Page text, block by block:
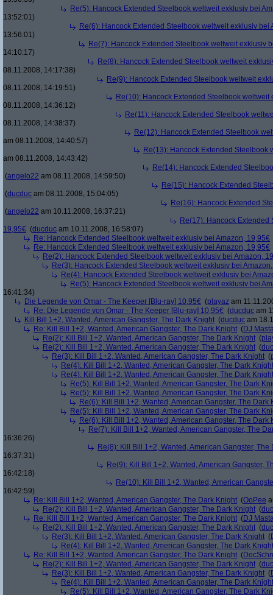
Re(5): Hancock Extended Steelbook weltweit exklusiv bei
13:52:01)
Re(6): Hancock Extended Steelbook weltweit exklusiv bei
13:56:01)
Re(7): Hancock Extended Steelbook weltweit exklusiv
14:10:17)
Re(8): Hancock Extended Steelbook weltweit
08.11.2008, 14:17:38)
Re(9): Hancock Extended Steelbook weltweit
08.11.2008, 14:19:51)
Re(10): Hancock Extended Steelbook weltweit
08.11.2008, 14:36:12)
Re(11): Hancock Extended Steelbook
08.11.2008, 14:38:37)
Re(12): Hancock Extended Steelbook
am 08.11.2008, 14:40:57)
Re(13): Hancock Extended Steelbook
am 08.11.2008, 14:43:42)
Re(14): Hancock Extended
(angelo22 am 08.11.2008, 14:59:50)
Re(15): Hancock Extended
(ducduc am 08.11.2008, 15:04:05)
Re(16): Hancock Extended
(angelo22 am 10.11.2008, 16:37:21)
Re(17): Hancock
19,95€ (ducduc am 10.11.2008, 16:58:07)
Re: Hancock Extended Steelbook weltweit exklusiv bei Amazon, 19,95€
Re: Hancock Extended Steelbook weltweit exklusiv bei Amazon, 19,95€
Re(2): Hancock Extended Steelbook weltweit exklusiv bei Amazon,
Re(3): Hancock Extended Steelbook weltweit exklusiv bei
Re(4): Hancock Extended Steelbook weltweit exklusiv bei
Re(5): Hancock Extended Steelbook weltweit exklusiv bei
16:41:34)
Die Legende von Omar - The Keeper [Blu-ray] 10,95€ (playaz am
Re: Die Legende von Omar - The Keeper [Blu-ray] 10,95€ (ducduc am
Kill Bill 1+2, Wanted, American Gangster, The Dark Knight (ducduc am
Re: Kill Bill 1+2, Wanted, American Gangster, The Dark Knight (DJ
Re(2): Kill Bill 1+2, Wanted, American Gangster, The Dark Knight (
Re(2): Kill Bill 1+2, Wanted, American Gangster, The Dark Knight (
Re(3): Kill Bill 1+2, Wanted, American Gangster, The Dark Knight (
Re(4): Kill Bill 1+2, Wanted, American Gangster, The Dark Knight
Re(4): Kill Bill 1+2, Wanted, American Gangster, The Dark Knight
Re(5): Kill Bill 1+2, Wanted, American Gangster, The Dark
Re(5): Kill Bill 1+2, Wanted, American Gangster, The Dark
Re(6): Kill Bill 1+2, Wanted, American Gangster, The Dark
Re(5): Kill Bill 1+2, Wanted, American Gangster, The Dark
Re(6): Kill Bill 1+2, Wanted, American Gangster, The Dark
Re(7): Kill Bill 1+2, Wanted, American Gangster, The
16:36:26)
Re(8): Kill Bill 1+2, Wanted, American Gangster, The
16:37:31)
Re(9): Kill Bill 1+2, Wanted, American Gangster,
16:42:18)
Re(10): Kill Bill 1+2, Wanted, American
16:42:59)
Re: Kill Bill 1+2, Wanted, American Gangster, The Dark Knight (OoPee
Re(2): Kill Bill 1+2, Wanted, American Gangster, The Dark Knight (
Re: Kill Bill 1+2, Wanted, American Gangster, The Dark Knight (DJ
Re(2): Kill Bill 1+2, Wanted, American Gangster, The Dark Knight (
Re(3): Kill Bill 1+2, Wanted, American Gangster, The Dark Knight (
Re(4): Kill Bill 1+2, Wanted, American Gangster, The Dark Knight
Re: Kill Bill 1+2, Wanted, American Gangster, The Dark Knight (
Re(2): Kill Bill 1+2, Wanted, American Gangster, The Dark Knight (
Re(3): Kill Bill 1+2, Wanted, American Gangster, The Dark Knight (
Re(4): Kill Bill 1+2, Wanted, American Gangster, The Dark Knight
Re(5): Kill Bill 1+2, Wanted, American Gangster, The Dark